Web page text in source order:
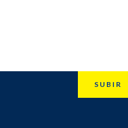
SUBIR